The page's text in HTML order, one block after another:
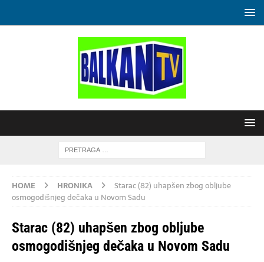
HOME HRONIKA
Starac (82) uhapšen zbog obljube
osmogodišnjeg dečaka u Novom Sadu
Starac (82) uhapšen zbog obljube
osmogodišnjeg dečaka u Novom Sadu